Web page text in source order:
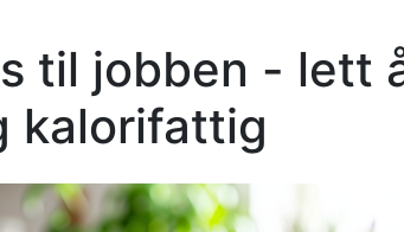
til jobben - lett
kalorifattig